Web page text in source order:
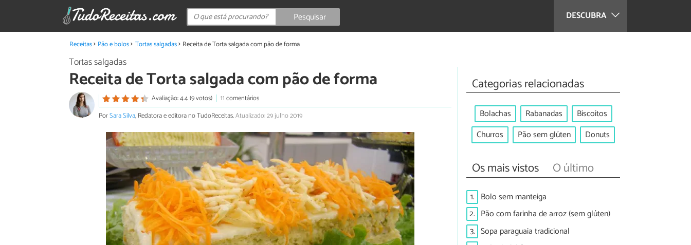
DESCUBRA
Pesquisar
Receitas Pão e bolos Tortas salgadas Receita de Torta salgada com pão de forma
Tortas salgadas
Receita de Torta salgada com pão de forma
Avaliação: 4.4 (9 votos)
11 comentários
PorSara Silva, Redatora e editora no TudoReceitas.Atualizado: 29 julho 2019
Categorias relacionadas
Bolachas Rabanadas
Biscoitos
Churros
Pão sem glúten Donuts
Os mais vistos O último
1. Bolo sem manteiga
2. Pão com farinha de arroz (sem glúten)
3. Sopa paraguaia tradicional